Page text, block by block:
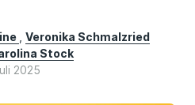
Veronika Schmalzried
Stock
2025